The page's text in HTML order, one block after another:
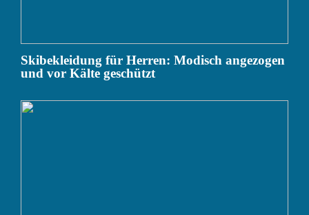
Skibekleidung für Herren: Modisch angezogen
und vor Kälte geschützt